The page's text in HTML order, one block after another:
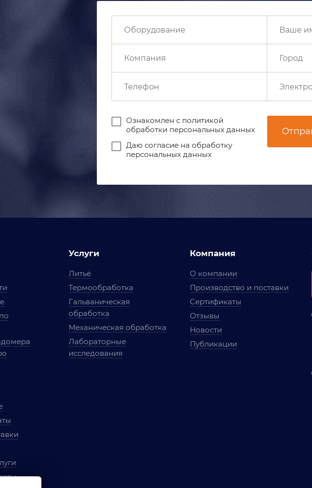
Ознакомлен с политикой
обработки персональных данных
Даю согласие на обработку
персональных данных
Услуги
Литьё
Термообработка
Гальваническая
обработка
Механическая обработка
Лабораторные
исследования
Компания
О компании
Производство и поставки
Сертификаты
Отзывы
Новости
Публикации